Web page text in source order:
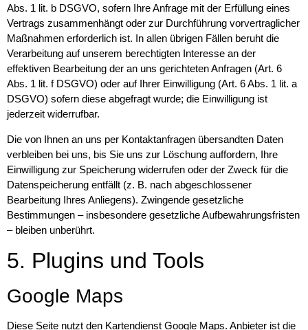
Abs. 1 lit. b DSGVO, sofern Ihre Anfrage mit der Erfüllung eines
Vertrags zusammenhängt oder zur Durchführung vorvertraglicher
Maßnahmen erforderlich ist. In allen übrigen Fällen beruht die
Verarbeitung auf unserem berechtigten Interesse an der
effektiven Bearbeitung der an uns gerichteten Anfragen (Art. 6
Abs. 1 lit. f DSGVO) oder auf Ihrer Einwilligung (Art. 6 Abs. 1 lit. a
DSGVO) sofern diese abgefragt wurde; die Einwilligung ist
jederzeit widerrufbar.
Die von Ihnen an uns per Kontaktanfragen übersandten Daten
verbleiben bei uns, bis Sie uns zur Löschung auffordern, Ihre
Einwilligung zur Speicherung widerrufen oder der Zweck für die
Datenspeicherung entfällt (z. B. nach abgeschlossener
Bearbeitung Ihres Anliegens). Zwingende gesetzliche
Bestimmungen – insbesondere gesetzliche Aufbewahrungsfristen
– bleiben unberührt.
5. Plugins und Tools
Google Maps
Diese Seite nutzt den Kartendienst Google Maps. Anbieter ist die